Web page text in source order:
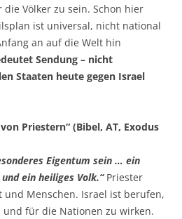
die Völker zu sein. Schon hier
ist universal, nicht national
an auf die Welt hin
Sendung – nicht
Staaten heute gegen Israel
Priestern“ (Bibel, AT, Exodus
Eigentum sein … ein
ein heiliges Volk.“Priester
und Menschen. Israel ist berufen,
und für die Nationen zu wirken.